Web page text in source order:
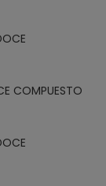
COMPUESTO